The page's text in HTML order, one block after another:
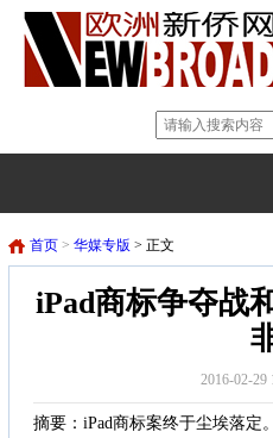
首页 > 华媒专版 > 正文
iPad商标争夺战
2016-02-29
摘要：iPad商标案终于尘埃落定